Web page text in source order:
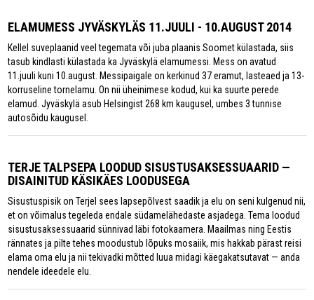
ELAMUMESS JYVÄSKYLÄS 11.JUULI - 10.AUGUST 2014
Kellel suveplaanid veel tegemata või juba plaanis Soomet külastada, siis
tasub kindlasti külastada ka Jyväskylä elamumessi. Mess on avatud
11.juuli kuni 10.august. Messipaigale on kerkinud 37 eramut, lasteaed ja 13-
korruseline tornelamu. On nii üheinimese kodud, kui ka suurte perede
elamud. Jyväskylä asub Helsingist 268 km kaugusel, umbes 3 tunnise
autosõidu kaugusel.
TERJE TALPSEPA LOODUD SISUSTUSAKSESSUAARID —
DISAINITUD KÄSIKÄES LOODUSEGA
Sisustuspisik on Terjel sees lapsepõlvest saadik ja elu on seni kulgenud nii,
et on võimalus tegeleda endale südamelähedaste asjadega. Tema loodud
sisustusaksessuaarid sünnivad läbi fotokaamera. Maailmas ning Eestis
rännates ja pilte tehes moodustub lõpuks mosaiik, mis hakkab pärast reisi
elama oma elu ja nii tekivadki mõtted luua midagi käegakatsutavat — anda
nendele ideedele elu.